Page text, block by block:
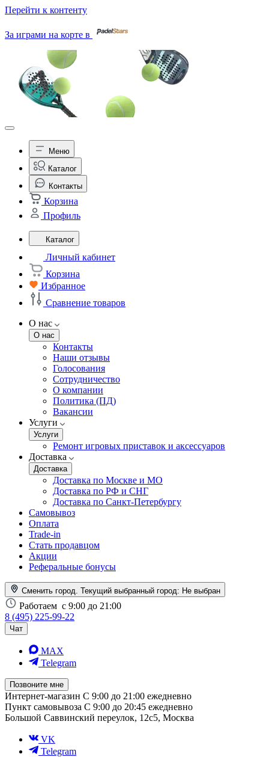
Перейти к контенту
За играми на корте в
Меню
Каталог
Контакты
Корзина
Профиль
Каталог
Личный кабинет
Корзина
Избранное
Сравнение товаров
О нас
О нас
Контакты
Наши отзывы
Голосования
Сотрудничество
О компании
Политика (ПД)
Вакансии
Услуги
Услуги
Ремонт игровых приставок и аксессуаров
Доставка
Доставка
Доставка по Москве и МО
Доставка по РФ и СНГ
Доставка по Санкт-Петербургу
Самовывоз
Оплата
Trade-in
Стать продавцом
Акции
Реферальные бонусы
Сменить город. Текущий выбранный город: Не выбран
Работаем с 9:00 до 21:00
8 (495) 225-99-22
Чат
MAX
Telegram
Позвоните мне
Интернет-магазин С 9:00 до 21:00 ежедневно
Пункт самовывоза С 9:00 до 20:45 ежедневно
Большой Саввинский переулок, 12с5, Москва
VK
Telegram